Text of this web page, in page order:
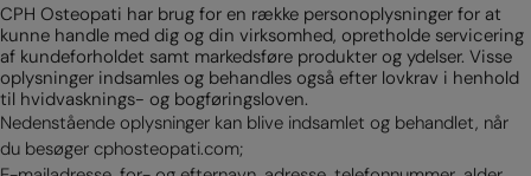
CPH Osteopati har brug for en række personoplysninger for at
kunne handle med dig og din virksomhed, opretholde servicering
af kundeforholdet samt markedsføre produkter og ydelser. Visse
oplysninger indsamles og behandles også efter lovkrav i henhold
til hvidvasknings- og bogføringsloven.
Nedenstående oplysninger kan blive indsamlet og behandlet, når
du besøger cphosteopati.com;